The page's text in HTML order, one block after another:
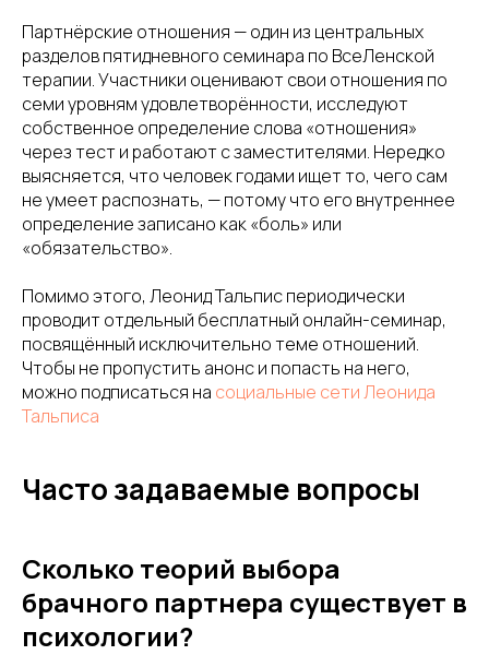
Партнёрские отношения — один из центральных
разделов пятидневного семинара по ВсеЛенской
терапии. Участники оценивают свои отношения по
семи уровням удовлетворённости, исследуют
собственное определение слова «отношения»
через тест и работают с заместителями. Нередко
выясняется, что человек годами ищет то, чего сам
не умеет распознать, — потому что его внутреннее
определение записано как «боль» или
«обязательство».
Помимо этого, Леонид Тальпис периодически
проводит отдельный бесплатный онлайн-семинар,
посвящённый исключительно теме отношений.
Чтобы не пропустить анонс и попасть на него,
можно подписаться на социальные сети Леонида
Тальписа
Часто задаваемые вопросы
Сколько теорий выбора
брачного партнера существует в
психологии?